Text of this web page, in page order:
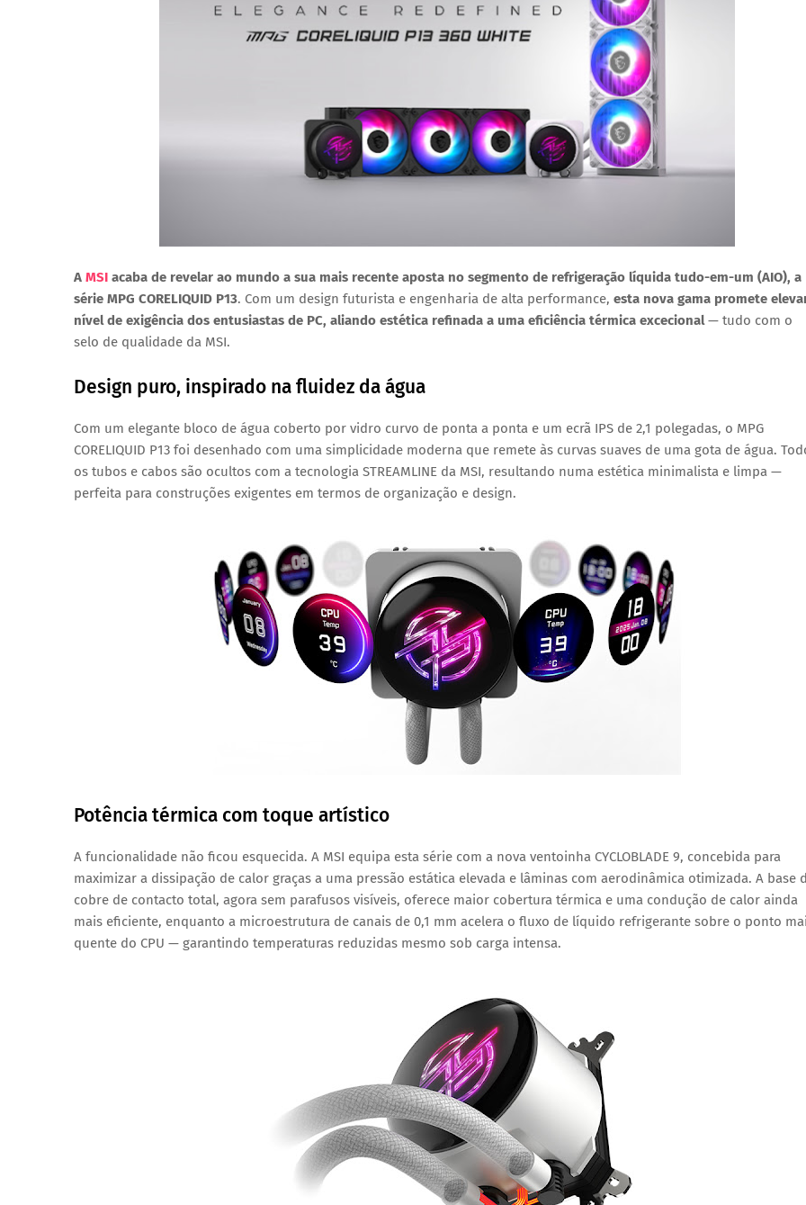
A MSI acaba de revelar ao mundo a sua mais recente aposta no segmento de refrigeração líquida tudo-em-um (AIO), a
série MPG CORELIQUID P13. Com um design futurista e engenharia de alta performance, esta nova gama promete
nível de exigência dos entusiastas de PC, aliando estética refinada a uma eficiência térmica excecional— tudo com o
selo de qualidade da MSI.
Design puro, inspirado na fluidez da água
Com um elegante bloco de água coberto por vidro curvo de ponta a ponta e um ecrã IPS de 2,1 polegadas, o MPG
CORELIQUID P13 foi desenhado com uma simplicidade moderna que remete às curvas suaves de uma gota de água.
os tubos e cabos são ocultos com a tecnologia STREAMLINE da MSI, resultando numa estética minimalista e limpa —
perfeita para construções exigentes em termos de organização e design.
Potência térmica com toque artístico
A funcionalidade não ficou esquecida. A MSI equipa esta série com a nova ventoinha CYCLOBLADE 9, concebida para
maximizar a dissipação de calor graças a uma pressão estática elevada e lâminas com aerodinâmica otimizada. A base
cobre de contacto total, agora sem parafusos visíveis, oferece maior cobertura térmica e uma condução de calor ainda
mais eficiente, enquanto a microestrutura de canais de 0,1 mm acelera o fluxo de líquido refrigerante sobre o ponto
quente do CPU — garantindo temperaturas reduzidas mesmo sob carga intensa.